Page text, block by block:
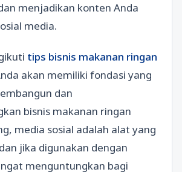
menjadikan konten Anda
media.
tips bisnis makanan ringan
akan memiliki fondasi yang
dan
bisnis makanan ringan
media sosial adalah alat yang
jika digunakan dengan
menguntungkan bagi